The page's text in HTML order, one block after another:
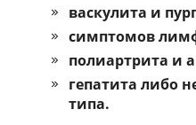
васкулита и
симптомов
полиартрита и
гепатита либо
типа.